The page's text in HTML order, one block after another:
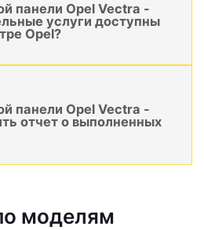
панели Opel Vectra -
услуги доступны
Opel?
панели Opel Vectra -
отчет о выполненных
моделям